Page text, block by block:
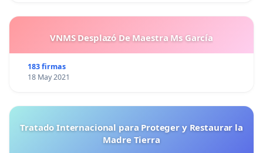
VNMS Desplazó De Maestra Ms García
183 firmas
18 May 2021
Tratado Internacional para Proteger y Restaurar la
Madre Tierra